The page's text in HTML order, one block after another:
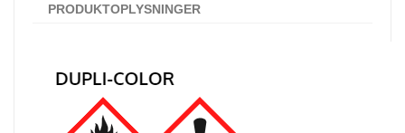
PRODUKTOPLYSNINGER